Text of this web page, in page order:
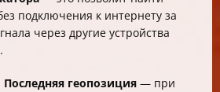
подключения к интернету за
через другие устройства
Последняя геопозиция — при